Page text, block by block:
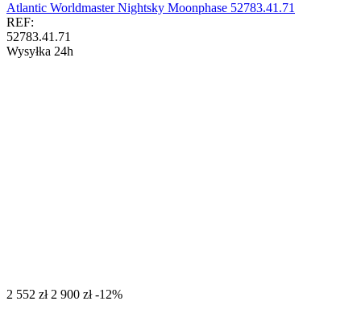
Atlantic Worldmaster Nightsky Moonphase 52783.41.71
REF:
52783.41.71
Wysyłka 24h
‍2 552‍ zł ‍2 900‍ zł -12%